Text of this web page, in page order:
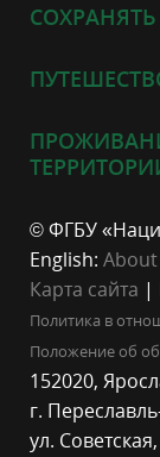
СОХРАНЯТЬ
© ФГБУ
English:
Карта сайта |
Политика в
Положение об
152020,
г.
ул. Советская,